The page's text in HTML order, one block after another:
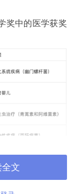
奖中的医学获奖
2001年为起算
文